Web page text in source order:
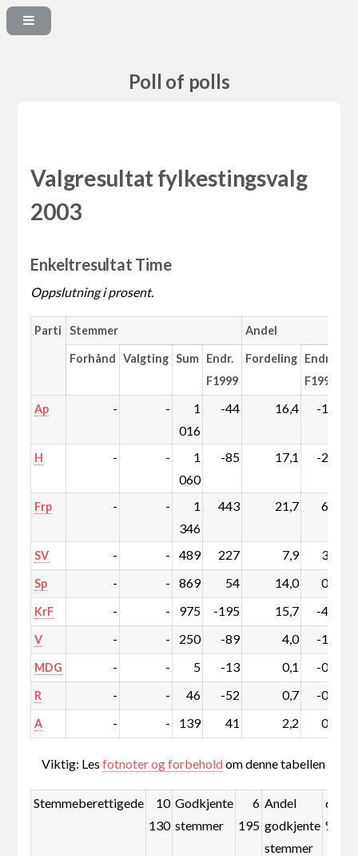
Poll of polls
Valgresultat fylkestingsvalg
2003
Enkeltresultat Time
Oppslutning i prosent.
Parti Stemmer Andel
Forhånd Valgting Sum Endr.
F1999
Fordeling Endr.
F1999
Ap - -
1
016
-44 16,4 -1,5
H - -
1
060
-85 17,1 -2,3
Frp - -
1
346
443 21,7 6,4
SV - - 489 227 7,9 3,5
Sp - - 869 54 14,0 0,2
KrF - - 975 -195 15,7 -4,1
V - - 250 -89 4,0 -1,7
MDG - - 5 -13 0,1 -0,2
R - - 46 -52 0,7 -0,9
A - - 139 41 2,2 0,6
Viktig: Lesfotnoter og forbeholdom denne tabellen
Stemmeberettigede
10
130
Godkjente
stemmer
6
195
Andel
godkjente
stemmer
61,2
%